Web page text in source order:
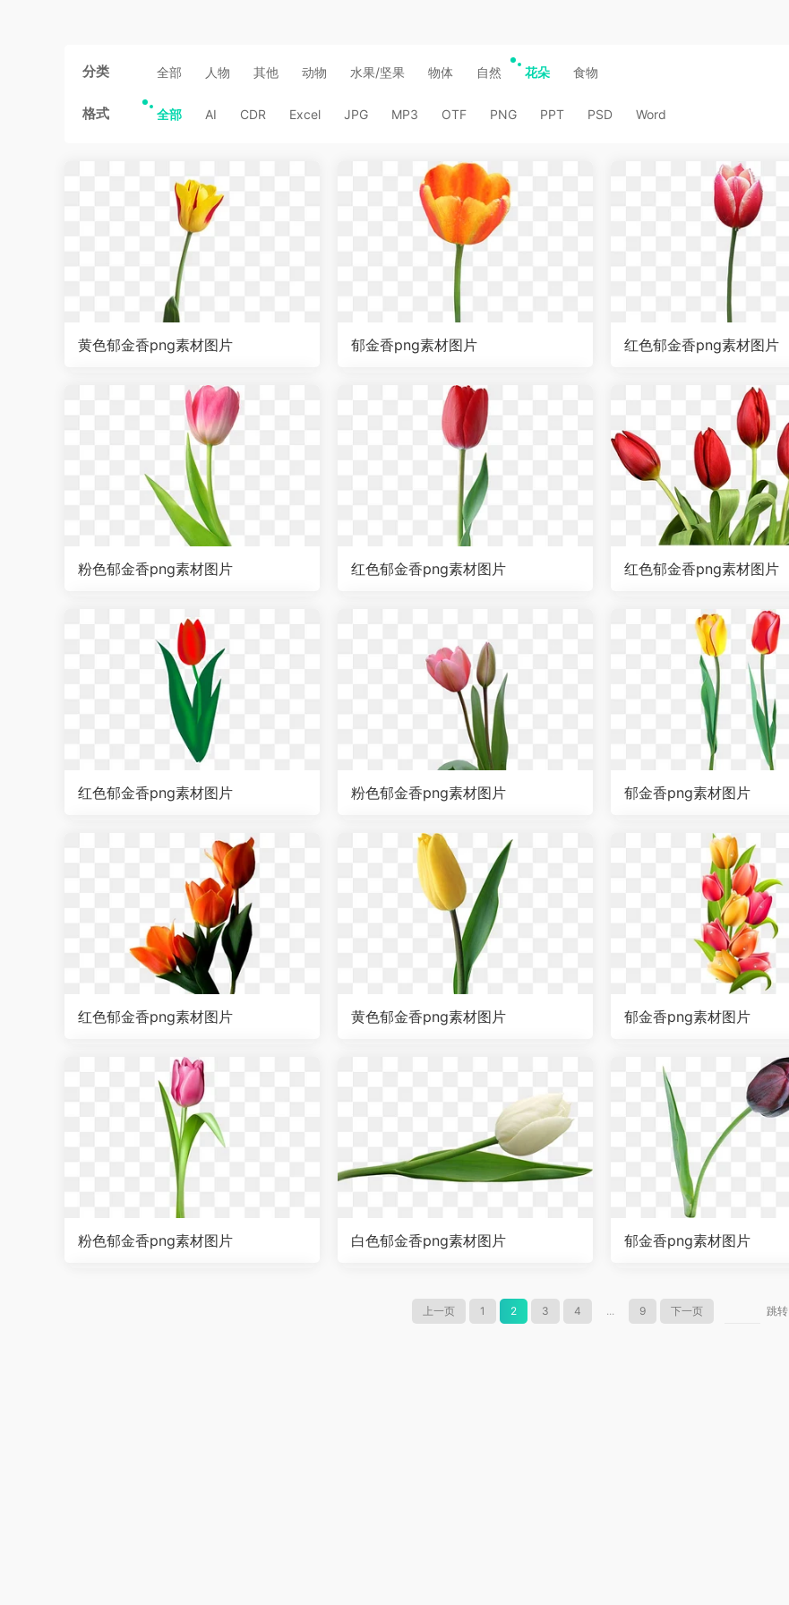
分类 全部 人物 其他 动物 水果/坚果 物体 自然 花朵 食物
格式 全部 AI CDR Excel JPG MP3 OTF PNG PPT PSD Word
黄色郁金香png素材图片 郁金香png素材图片 红色郁金香png素材图片
粉色郁金香png素材图片 红色郁金香png素材图片 红色郁金香png素材图片
红色郁金香png素材图片 粉色郁金香png素材图片 郁金香png素材图片
红色郁金香png素材图片 黄色郁金香png素材图片 郁金香png素材图片
粉色郁金香png素材图片 白色郁金香png素材图片 郁金香png素材图片
上一页 1 2 3 4 ... 9 下一页 跳转